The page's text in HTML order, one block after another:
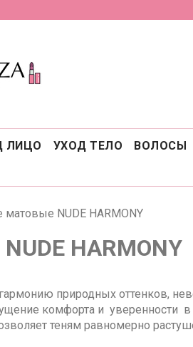
ЛИЦО УХОД ТЕЛО
ВОЛОСЫ
NUDE HARMONY
HARMONY
природных оттенков,
комфорта и уверенности в
теням равномерно